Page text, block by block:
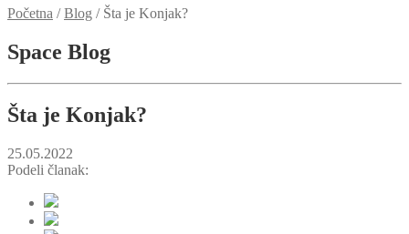
Početna /Blog / Šta je Konjak?
Space Blog
Šta je Konjak?
25.05.2022
Podeli članak: